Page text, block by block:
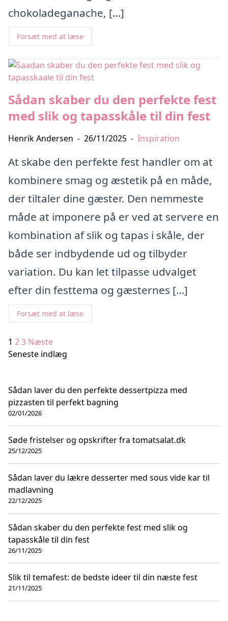
chokoladeganache, […]
Forsæt med at læse
Sådan skaber du den perfekte fest
med slik og tapasskåle til din fest
Henrik Andersen - 26/11/2025 - Inspiration
At skabe den perfekte fest handler om at
kombinere smag og æstetik på en måde,
der tiltaler dine gæster. Den nemmeste
måde at imponere på er ved at servere en
kombination af slik og tapas i skåle, der
både ser indbydende ud og tilbyder
variation. Du kan let tilpasse udvalget
efter din festtema og gæsternes […]
Forsæt med at læse
Indlægsinddeling
1 23 Næste
Seneste indlæg
Sådan laver du den perfekte dessertpizza med
pizzasten til perfekt bagning
02/01/2026
Søde fristelser og opskrifter fra tomatsalat.dk
25/12/2025
Sådan laver du lækre desserter med sous vide kar til
madlavning
22/12/2025
Sådan skaber du den perfekte fest med slik og
tapasskåle til din fest
26/11/2025
Slik til temafest: de bedste ideer til din næste fest
21/11/2025